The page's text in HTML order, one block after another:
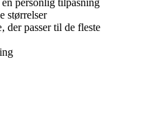
personlig tilpasning
størrelser
passer til de fleste